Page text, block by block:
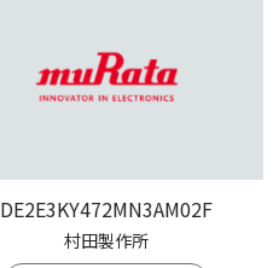
DE2E3KY472MN3AM02F
村田製作所